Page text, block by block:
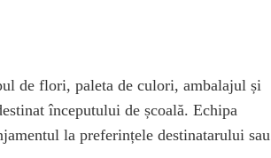
de flori, paleta de culori, ambalajul și
începutului de școală. Echipa
la preferințele destinatarului sau